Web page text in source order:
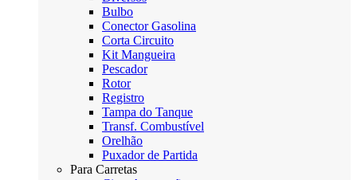
Bulbo
Conector Gasolina
Corta Circuito
Kit Mangueira
Pescador
Rotor
Registro
Tampa do Tanque
Transf. Combustível
Orelhão
Puxador de Partida
Para Carretas